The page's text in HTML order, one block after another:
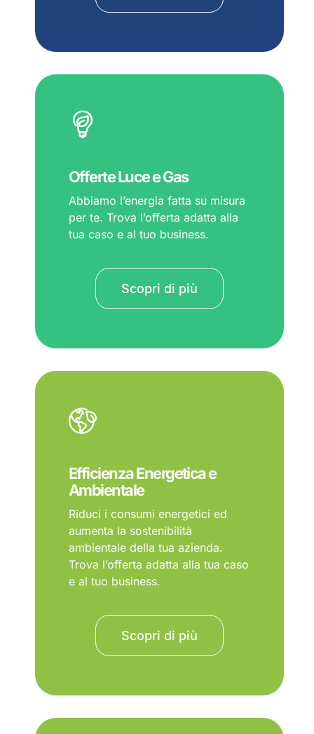
Offerte Luce e Gas
Abbiamo l’energia fatta su misura
per te. Trova l’offerta adatta alla
tua caso e al tuo business.
Scopri di più
Efficienza Energetica e
Ambientale
Riduci i consumi energetici ed
aumenta la sostenibilità
ambientale della tua azienda.
Trova l’offerta adatta alla tua caso
e al tuo business.
Scopri di più